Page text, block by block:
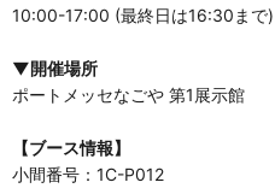
10:00-17:00 (最終日は16:30まで)
▼開催場所
ポートメッセなごや 第1展示館
【ブース情報】
小間番号：1C-P012